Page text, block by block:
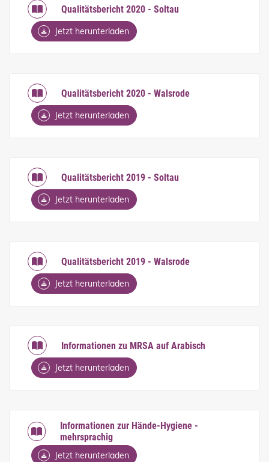
Qualitätsbericht 2020 - Soltau
Jetzt herunterladen
Qualitätsbericht 2020 - Walsrode
Jetzt herunterladen
Qualitätsbericht 2019 - Soltau
Jetzt herunterladen
Qualitätsbericht 2019 - Walsrode
Jetzt herunterladen
Informationen zu MRSA auf Arabisch
Jetzt herunterladen
Informationen zur Hände-Hygiene -
mehrsprachig
Jetzt herunterladen